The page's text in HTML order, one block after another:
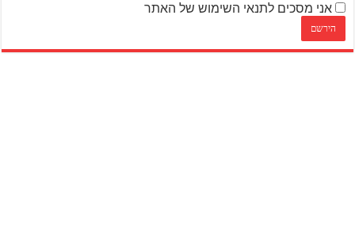
אני מסכים לתנאי השימוש של האתר